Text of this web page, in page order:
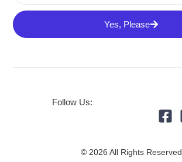
Yes, Please
Follow Us:
© 2026 All Rights Reserved